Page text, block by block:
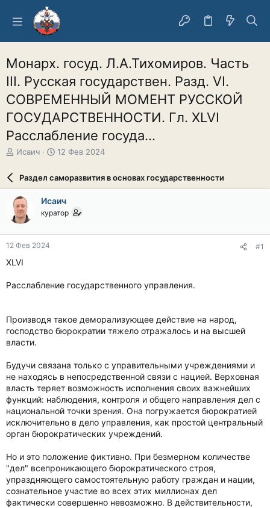
Монарх. госуд. Л.А.Тихомиров. Часть
III. Русская государствен. Разд. VI.
СОВРЕМЕННЫЙ МОМЕНТ РУССКОЙ
ГОСУДАРСТВЕННОСТИ. Гл. XLVI
Расслабление госуда...
А
о
р
т
е
м
ы
Исаич
Д
а
а
ч
л
12 Фев 2024
Раздел саморазвития в основах государственности
Исаич
куратор
12 Фев 2024 #1
XLVI
Расслабление государственного управления.
Производя такое деморализующее действие на народ,
господство бюрократии тяжело отражалось и на высшей
власти.
Будучи связана только с управительными учреждениями и
не находясь в непосредственной связи с нацией. Верховная
власть теряет возможность исполнения своих важнейших
функций: наблюдения, контроля и общего направления дел с
национальной точки зрения. Она погружается бюрократией
исключительно в дело управления, как простой центральный
орган бюрократических учреждений.
Но и это положение фиктивно. При безмерном количестве
"дел" всепроникающего бюрократического строя,
упраздняющего самостоятельную работу граждан и нации,
сознательное участие во всех этих миллионах дел
фактически совершенно невозможно. В действительности,